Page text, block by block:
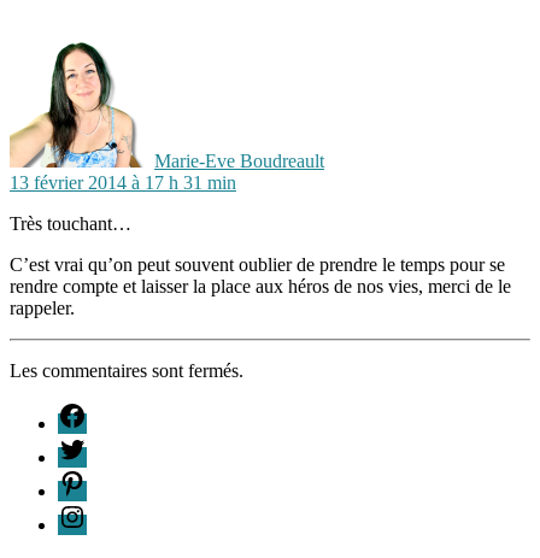
Marie-Eve Boudreault
13 février 2014 à 17 h 31 min
Très touchant…
C’est vrai qu’on peut souvent oublier de prendre le temps pour se
rendre compte et laisser la place aux héros de nos vies, merci de le
rappeler.
Les commentaires sont fermés.
F
T
P
I